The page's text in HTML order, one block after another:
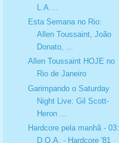
L.A....
Esta Semana no Rio:
Allen Toussaint, João
Donato, ...
Allen Toussaint HOJE no
Rio de Janeiro
Garimpando o Saturday
Night Live: Gil Scott-
Heron ...
Hardcore pela manhã - 03:
D.O.A. - Hardcore '81